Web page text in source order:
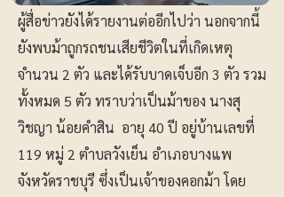
ผู้สื่อข่าวยังได้รายงานต่ออีกไปว่า นอกจากนี้
ยังพบม้าถูกรถชนเสียชีวิตในที่เกิดเหตุ
จำนวน 2 ตัว และได้รับบาดเจ็บอีก 3 ตัว รวม
ทั้งหมด 5 ตัว ทราบว่าเป็นม้าของ นางสุ
วิชญา น้อยคำสิน อายุ 40 ปี อยู่บ้านเลขที่
119 หมู่ 2 ตำบลวังเย็น อำเภอบางแพ
จังหวัดราชบุรี ซึ่งเป็นเจ้าของคอกม้า โดย